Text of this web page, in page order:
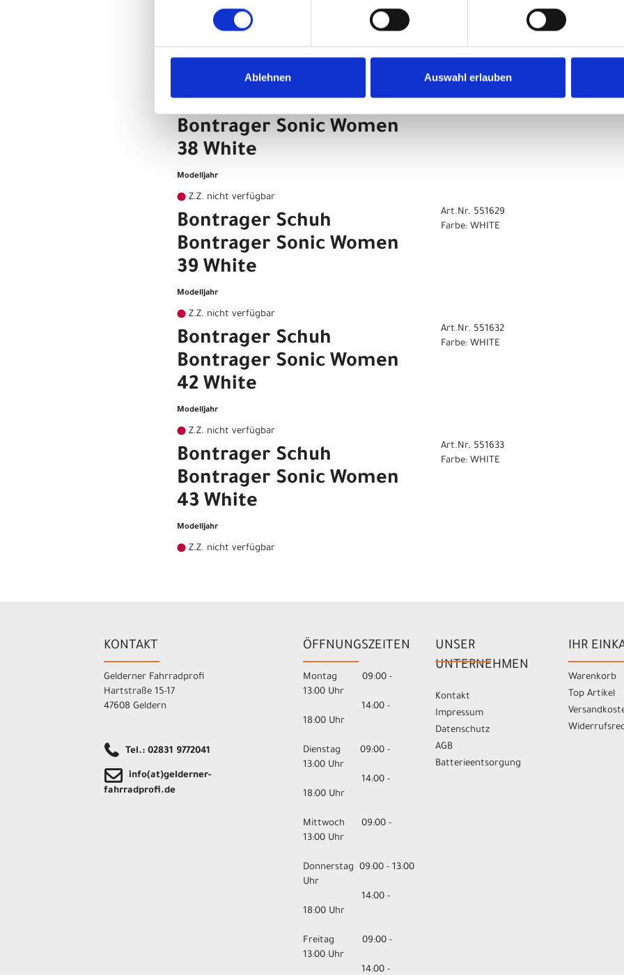
Ablehnen Auswahl erlauben
Bontrager Sonic Women
37 White
Modelljahr
Z.Z. nicht verfügbar
Bontrager Sonic Women
38 White
Modelljahr
Z.Z. nicht verfügbar
Bontrager Schuh
Bontrager Sonic Women
39 White
Modelljahr
Z.Z. nicht verfügbar
Art.Nr. 551629
Farbe: WHITE
Bontrager Schuh
Bontrager Sonic Women
42 White
Modelljahr
Z.Z. nicht verfügbar
Art.Nr. 551632
Farbe: WHITE
Bontrager Schuh
Bontrager Sonic Women
43 White
Modelljahr
Z.Z. nicht verfügbar
Art.Nr. 551633
Farbe: WHITE
KONTAKT
Gelderner Fahrradprofi
Hartstraße 15-17
47608 Geldern
Tel.: 02831 9772041
info(at)gelderner-
fahrradprofi.de
ÖFFNUNGSZEITEN
Montag 09:00 -
13:00 Uhr
14:00 -
18:00 Uhr
Dienstag 09:00 -
13:00 Uhr
14:00 -
18:00 Uhr
Mittwoch 09:00 -
13:00 Uhr
Donnerstag 09:00 - 13:00
Uhr
14:00 -
18:00 Uhr
Freitag 09:00 -
13:00 Uhr
14:00 -
UNSER
UNTERNEHMEN
Kontakt
Impressum
Datenschutz
AGB
Batterieentsorgung
IHR
Warenkorb
Top Artikel